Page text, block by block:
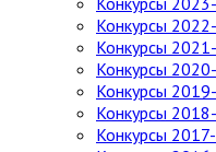
Конкурсы
Конкурсы
Конкурсы
Конкурсы
Конкурсы
Конкурсы